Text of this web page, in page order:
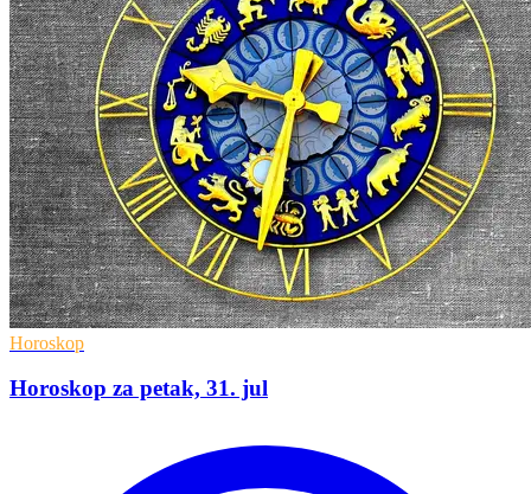
Horoskop
Horoskop za petak, 31. jul